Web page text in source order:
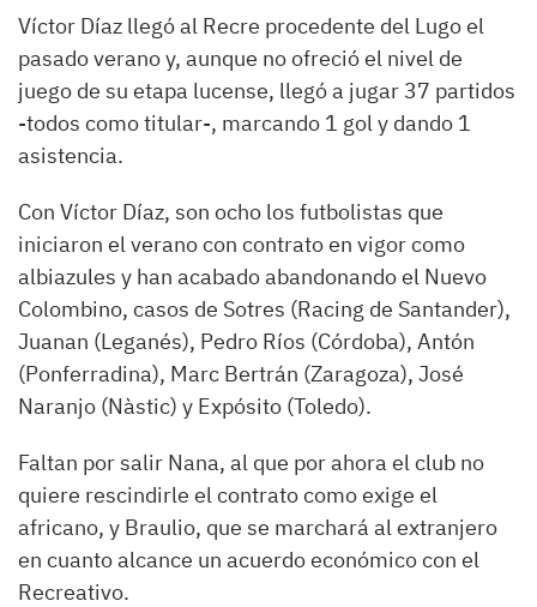
Víctor Díaz llegó al Recre procedente del Lugo el
pasado verano y, aunque no ofreció el nivel de
juego de su etapa lucense, llegó a jugar 37 partidos
-todos como titular-, marcando 1 gol y dando 1
asistencia.
Con Víctor Díaz, son ocho los futbolistas que
iniciaron el verano con contrato en vigor como
albiazules y han acabado abandonando el Nuevo
Colombino, casos de Sotres (Racing de Santander),
Juanan (Leganés), Pedro Ríos (Córdoba), Antón
(Ponferradina), Marc Bertrán (Zaragoza), José
Naranjo (Nàstic) y Expósito (Toledo).
Faltan por salir Nana, al que por ahora el club no
quiere rescindirle el contrato como exige el
africano, y Braulio, que se marchará al extranjero
en cuanto alcance un acuerdo económico con el
Recreativo.